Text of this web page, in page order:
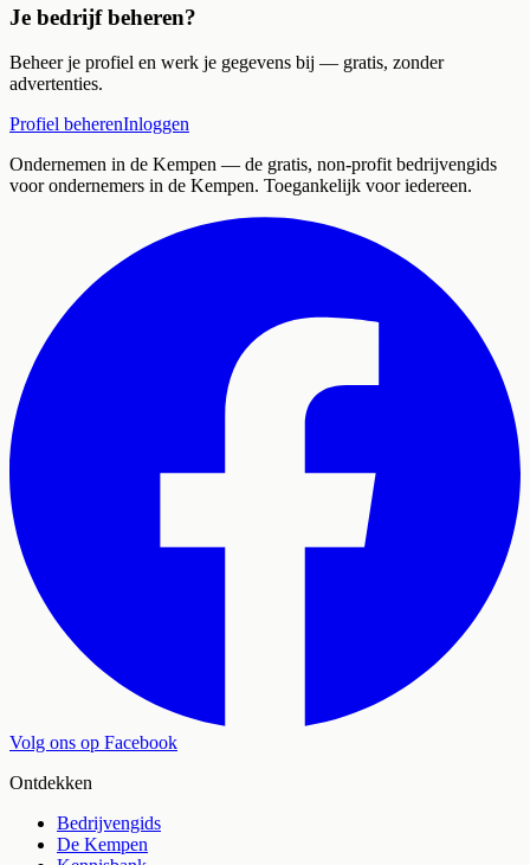
Je bedrijf beheren?
Beheer je profiel en werk je gegevens bij — gratis, zonder
advertenties.
Profiel beherenInloggen
Ondernemen in de Kempen — de gratis, non-profit bedrijvengids
voor ondernemers in de Kempen. Toegankelijk voor iedereen.
Volg ons op Facebook
Ontdekken
Bedrijvengids
De Kempen